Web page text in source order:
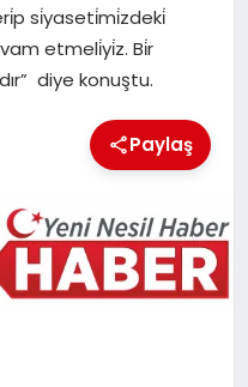
si̇yaseti̇mi̇zdeki̇
etmeli̇yi̇z. Bi̇r
diye konuştu.
Paylaş